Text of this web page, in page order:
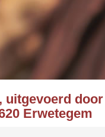
uitgevoerd door
Erwetegem